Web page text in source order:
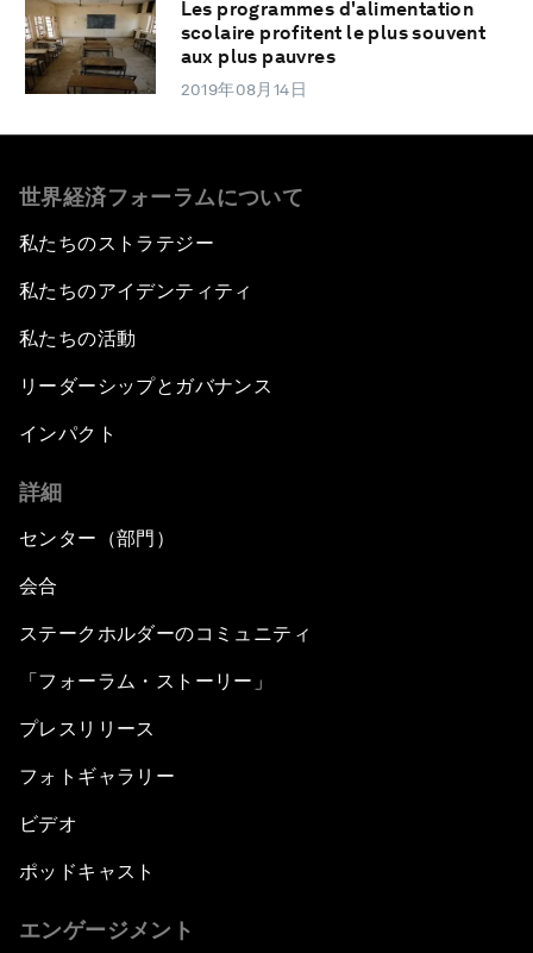
Les programmes d'alimentation
scolaire profitent le plus souvent
aux plus pauvres
2019年08月14日
世界経済フォーラムについて
私たちのストラテジー
私たちのアイデンティティ
私たちの活動
リーダーシップとガバナンス
インパクト
詳細
センター（部門）
会合
ステークホルダーのコミュニティ
「フォーラム・ストーリー」
プレスリリース
フォトギャラリー
ビデオ
ポッドキャスト
エンゲージメント